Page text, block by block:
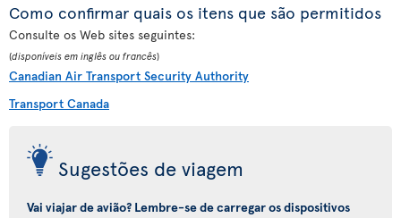
Como confirmar quais os itens que são permitidos
Consulte os Web sites seguintes:
(disponíveis em inglês ou francês)
Canadian Air Transport Security Authority
Transport Canada
Sugestões de viagem
Vai viajar de avião? Lembre-se de carregar os dispositivos